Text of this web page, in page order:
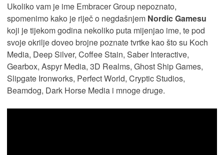
Ukoliko vam je ime Embracer Group nepoznato,
spomenimo kako je riječ o negdašnjem Nordic Gamesu
koji je tijekom godina nekoliko puta mijenjao ime, te pod
svoje okrilje doveo brojne poznate tvrtke kao što su Koch
Media, Deep Silver, Coffee Stain, Saber Interactive,
Gearbox, Aspyr Media, 3D Realms, Ghost Ship Games,
Slipgate Ironworks, Perfect World, Cryptic Studios,
Beamdog, Dark Horse Media i mnoge druge.